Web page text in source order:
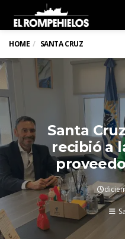
HOME SANTA CRUZ
Santa
recibió a